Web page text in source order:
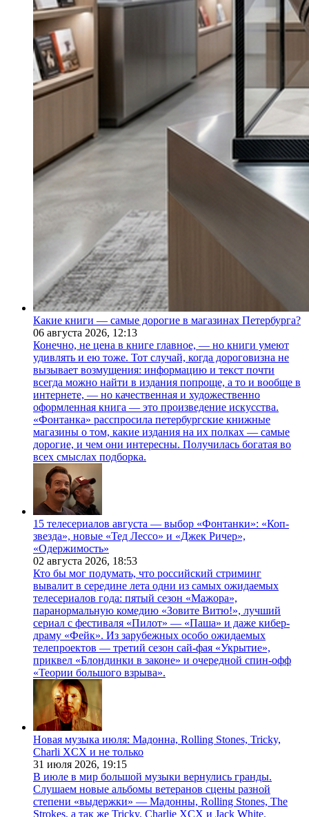
Какие книги — самые дорогие в магазинах Петербурга?
06 августа 2026, 12:13
Конечно, не цена в книге главное, — но книги умеют
удивлять и ею тоже. Тот случай, когда дороговизна не
вызывает возмущения: информацию и текст почти
всегда можно найти в издания попроще, а то и вообще в
интернете, — но качественная и художественно
оформленная книга — это произведение искусства.
«Фонтанка» расспросила петербургские книжные
магазины о том, какие издания на их полках — самые
дорогие, и чем они интересны. Получилась богатая во
всех смыслах подборка.
15 телесериалов августа — выбор «Фонтанки»: «Коп-
звезда», новые «Тед Лессо» и «Джек Ричер»,
«Одержимость»
02 августа 2026, 18:53
Кто бы мог подумать, что российский стриминг
вывалит в середине лета одни из самых ожидаемых
телесериалов года: пятый сезон «Мажора»,
паранормальную комедию «Зовите Витю!», лучший
сериал с фестиваля «Пилот» — «Паша» и даже кибер-
драму «Фейк». Из зарубежных особо ожидаемых
телепроектов — третий сезон сай-фая «Укрытие»,
приквел «Блондинки в законе» и очередной спин-офф
«Теории большого взрыва».
Новая музыка июля: Мадонна, Rolling Stones, Tricky,
Charli XCX и не только
31 июля 2026, 19:15
В июле в мир большой музыки вернулись гранды.
Слушаем новые альбомы ветеранов сцены разной
степени «выдержки» — Мадонны, Rolling Stones, The
Strokes, а так же Tricky, Charlie XCX и Jack White.